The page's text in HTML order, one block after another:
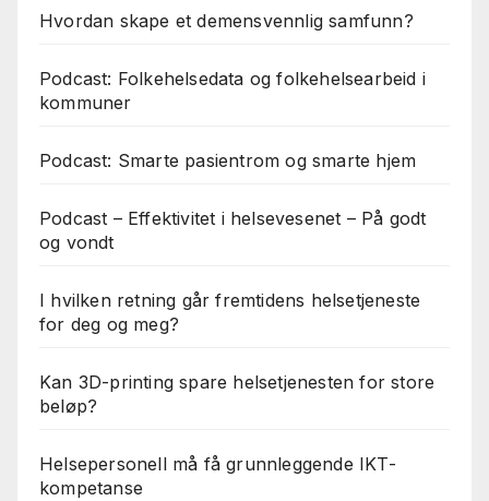
Hvordan skape et demensvennlig samfunn?
Podcast: Folkehelsedata og folkehelsearbeid i
kommuner
Podcast: Smarte pasientrom og smarte hjem
Podcast – Effektivitet i helsevesenet – På godt
og vondt
I hvilken retning går fremtidens helsetjeneste
for deg og meg?
Kan 3D-printing spare helsetjenesten for store
beløp?
Helsepersonell må få grunnleggende IKT-
kompetanse